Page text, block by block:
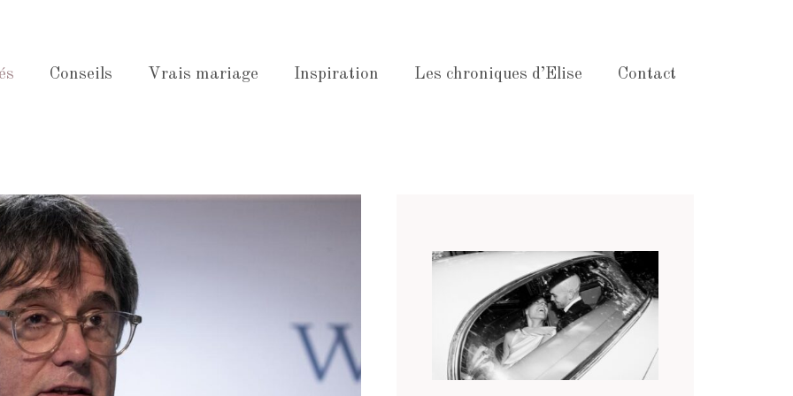
Conseils Vrais mariage Inspiration Les chroniques d’Elise Contact